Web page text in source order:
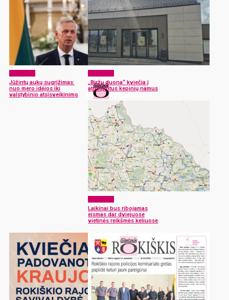
Jūžintų aukų sugrįžimas:
nuo mero idėjos iki
valstybinio atsisveikinimo
„Biržų duona“ kviečia į
atnaujintus kepinių namus
Laikinai bus ribojamas
eismas dar dviejuose
vietinės reikšmės keliuose